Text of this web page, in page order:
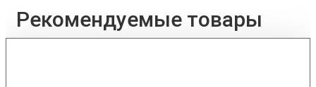
Рекомендуемые товары